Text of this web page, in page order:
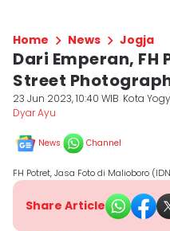
Home News Jogja
Dari Emperan,
Street
23 Jun 2023, 10:40 WIB Kota
Dyar Ayu
News Channel
FH Potret, Jasa Foto di Malioboro
Share Article